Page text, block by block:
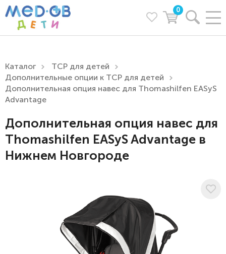
0
Каталог
ТСР для детей
Дополнительные опции к ТСР для детей
Дополнительная опция навес для Thomashilfen EASyS
Advantage
Дополнительная опция навес для
Thomashilfen EASyS Advantage в
Нижнем Новгороде